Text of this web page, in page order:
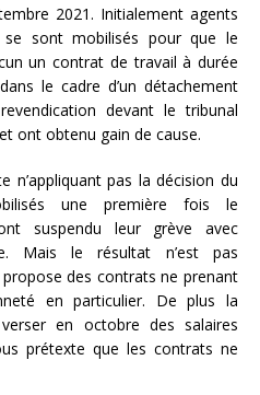
2021. Initialement agents
sont mobilisés pour que le
un contrat de travail à durée
le cadre d’un détachement
devant le tribunal
ont obtenu gain de cause.
n’appliquant pas la décision du
une première fois le
suspendu leur grève avec
Mais le résultat n’est pas
des contrats ne prenant
en particulier. De plus la
en octobre des salaires
prétexte que les contrats ne